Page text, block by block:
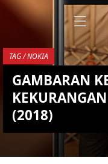
TAG / NOKIA
GAMBARAN
(2018)